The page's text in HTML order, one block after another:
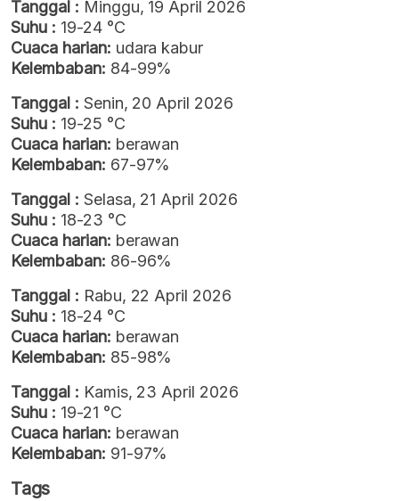
Tanggal : Minggu, 19 April 2026
Suhu : 19-24 °C
Cuaca harian: udara kabur
Kelembaban: 84-99%
Tanggal : Senin, 20 April 2026
Suhu : 19-25 °C
Cuaca harian: berawan
Kelembaban: 67-97%
Tanggal : Selasa, 21 April 2026
Suhu : 18-23 °C
Cuaca harian: berawan
Kelembaban: 86-96%
Tanggal : Rabu, 22 April 2026
Suhu : 18-24 °C
Cuaca harian: berawan
Kelembaban: 85-98%
Tanggal : Kamis, 23 April 2026
Suhu : 19-21 °C
Cuaca harian: berawan
Kelembaban: 91-97%
Tags